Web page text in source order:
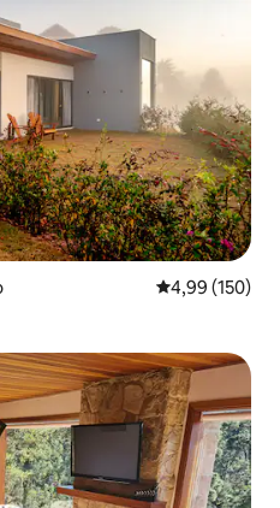
4,99 av 5 i
4,99 (150)